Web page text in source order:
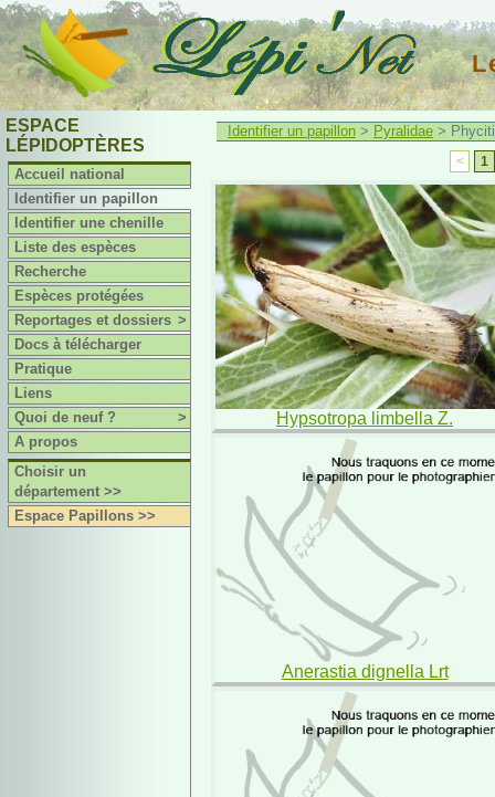
ESPACE
LÉPIDOPTÈRES
Accueil national
Identifier un papillon
Identifier une chenille
Liste des espèces
Recherche
Espèces protégées
Reportages et dossiers >
Docs à télécharger
Pratique
Liens
Quoi de neuf ?
>
A propos
Choisir un
département >>
Espace Papillons >>
Identifier un papillon > Pyralidae >
< 1
Hypsotropa limbella Z.
Anerastia dignella Lrt